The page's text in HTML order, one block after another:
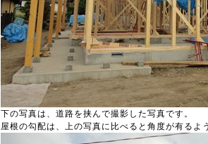
下の写真は、道路を挟んで撮影した写真です。
屋根の勾配は、上の写真に比べると角度が有るよ